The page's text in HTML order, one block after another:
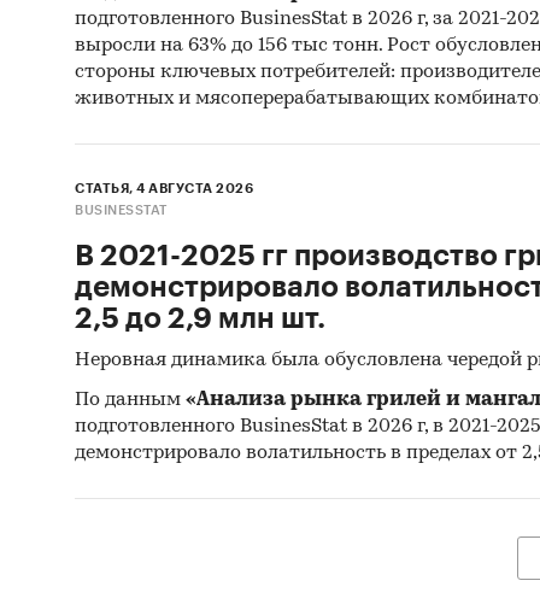
подготовленного BusinesStat в 2026 г, за 2021-
выросли на 63% до 156 тыс тонн. Рост
стороны ключевых потребителей:
животных и мясоперерабатывающих
СТАТЬЯ, 4 АВГУСТА 2026
BUSINESSTAT
В 2021-2025 гг производство
демонстрировало
2,5 до 2,9 млн шт.
Неровная динамика была обусловлена чередой
По данным «Анализа рынка грилей и
подготовленного BusinesStat в 2026 г, в 2021-
демонстрировало волатильность в пределах от